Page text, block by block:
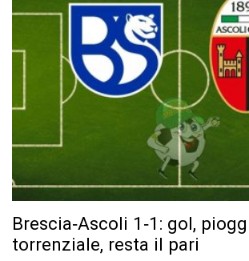
Brescia‑Ascoli 1‑1: gol,
torrenziale, resta il pari